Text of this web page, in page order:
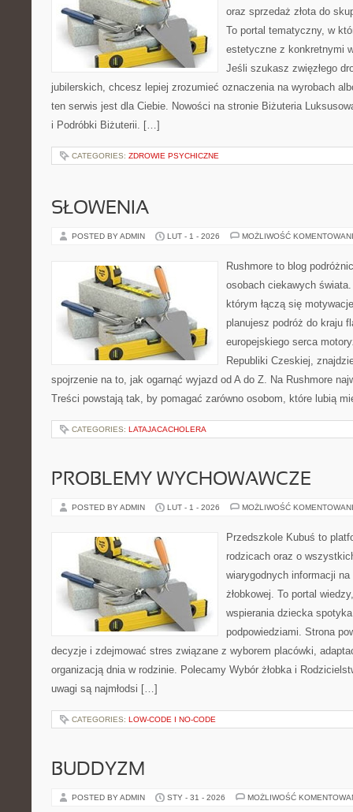
oraz sprzedaż złota do
To portal tematyczny, w
estetyczne z konkretnymi
Jeśli szukasz zwięzłego
jubilerskich, chcesz lepiej zrozumieć oznaczenia na wyrobach
ten serwis jest dla Ciebie. Nowości na stronie Biżuteria
i Podróbki Biżuterii. […]
CATEGORIES: ZDROWIE PSYCHICZNE
SŁOWENIA
POSTED BY ADMIN LUT - 1 - 2026 MOŻLIWOŚĆ
Rushmore to blog
osobach ciekawych
którym łączą się
planujesz podróż do kraju
europejskiego serca
Republiki Czeskiej,
spojrzenie na to, jak ogarnąć wyjazd od A do Z. Na Rushmore
Treści powstają tak, by pomagać zarówno osobom, które lubią
CATEGORIES: LATAJACACHOLERA
PROBLEMY WYCHOWAWCZE
POSTED BY ADMIN LUT - 1 - 2026 MOŻLIWOŚĆ
Przedszkole Kubuś to
rodzicach oraz o
wiarygodnych informacji
żłobkowej. To portal
wspierania dziecka
podpowiedziami. Strona
decyzje i zdejmować stres związane z wyborem placówki,
organizacją dnia w rodzinie. Polecamy Wybór żłobka i
uwagi są najmłodsi […]
CATEGORIES: LOW-CODE I NO-CODE
BUDDYZM
POSTED BY ADMIN STY - 31 - 2026 MOŻLIWOŚĆ